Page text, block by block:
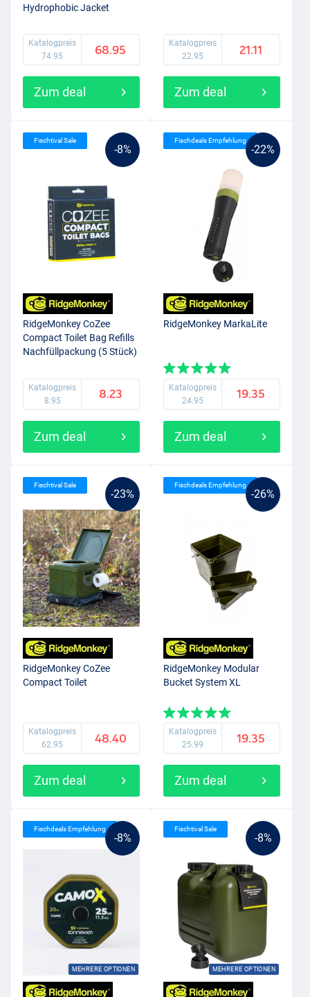
Hydrophobic Jacket
Katalogpreis
74.95
68.95
Zum deal
Katalogpreis
22.95
21.11
Zum deal
-8%
Fischtival Sale
RidgeMonkey CoZee
Compact Toilet Bag Refills
Nachfüllpackung (5 Stück)
Katalogpreis
8.95
8.23
Zum deal
-22%
Fischdeals Empfehlung
RidgeMonkey MarkaLite
Katalogpreis
24.95
19.35
Zum deal
-23%
Fischtival Sale
RidgeMonkey CoZee
Compact Toilet
Katalogpreis
62.95
48.40
Zum deal
-26%
Fischdeals Empfehlung
RidgeMonkey Modular
Bucket System XL
Katalogpreis
25.99
19.35
Zum deal
-8%
MEHRERE OPTIONEN
Fischdeals Empfehlung
-8%
MEHRERE OPTIONEN
Fischtival Sale